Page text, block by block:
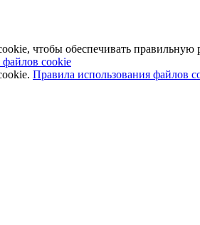
чтобы обеспечивать правильную
файлов cookie
Правила использования файлов